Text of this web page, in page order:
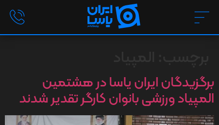
برگزیدگان ایران یاسا در هشتمین
المپیاد ورزشی بانوان کارگر تقدیر شدند